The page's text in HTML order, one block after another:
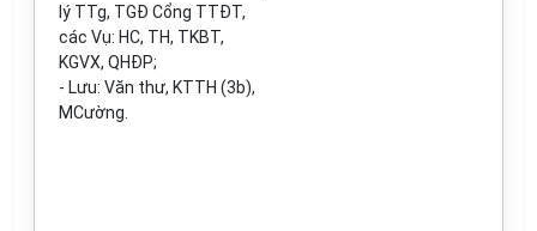
lý TTg, TGĐ Cổng TTĐT,
các Vụ: HC, TH, TKBT,
KGVX, QHĐP;
- Lưu: Văn thư, KTTH (3b),
MCường